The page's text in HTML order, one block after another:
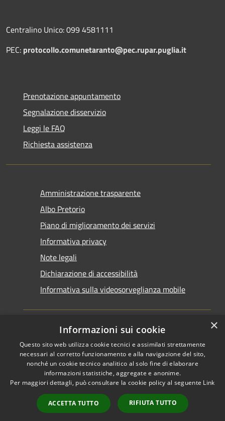
Centralino Unico: 099 4581111
PEC: protocollo.comunetaranto@pec.rupar.puglia.it
Prenotazione appuntamento
Segnalazione disservizio
Leggi le FAQ
Richiesta assistenza
Amministrazione trasparente
Albo Pretorio
Piano di miglioramento dei servizi
Informativa privacy
Note legali
Dichiarazione di accessibilità
Informativa sulla videosorveglianza mobile
RSS
Accessibilità
Cookie
Mappa del sito
Area riservata del
Copyright © 2026 • Comune di
Taranto • Powered by
Municipium•Accesso
redazione
×
Informazioni sui cookie
Questo sito web utilizza cookie tecnici e assimilati strettamente
necessari al corretto funzionamento e alla navigazione del sito,
nonché un cookie tecnico analitico al solo fine di elaborare
informazioni statistiche, aggregate e anonime.
Per maggiori dettagli, può consultare la cookie policy al seguente Link
ACCETTA TUTTO RIFIUTA TUTTO